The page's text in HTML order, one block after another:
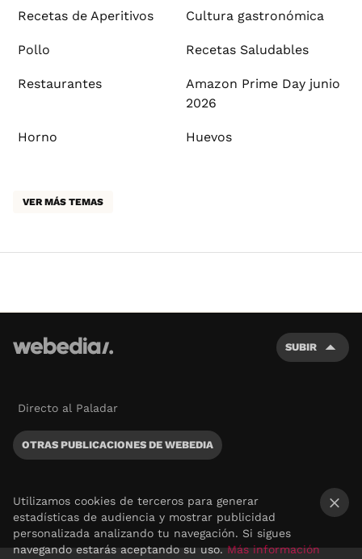
Recetas de Aperitivos Cultura gastronómica
Pollo Recetas Saludables
Restaurantes
Amazon Prime Day junio
2026
Horno Huevos
VER MÁS TEMAS
SUBIR
Directo al Paladar
OTRAS PUBLICACIONES DE WEBEDIA
Utilizamos cookies de terceros para generar
estadísticas de audiencia y mostrar publicidad
personalizada analizando tu navegación. Si sigues
navegando estarás aceptando su uso.Más información